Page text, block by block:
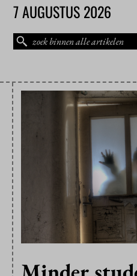
7 AUGUSTUS 2026